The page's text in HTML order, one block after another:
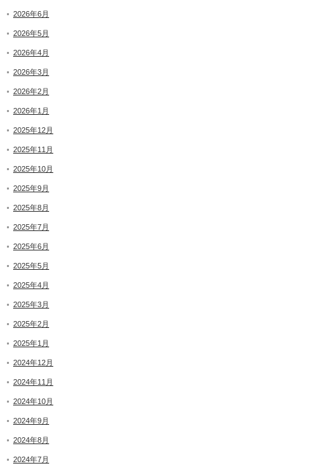
2026年6月
2026年5月
2026年4月
2026年3月
2026年2月
2026年1月
2025年12月
2025年11月
2025年10月
2025年9月
2025年8月
2025年7月
2025年6月
2025年5月
2025年4月
2025年3月
2025年2月
2025年1月
2024年12月
2024年11月
2024年10月
2024年9月
2024年8月
2024年7月